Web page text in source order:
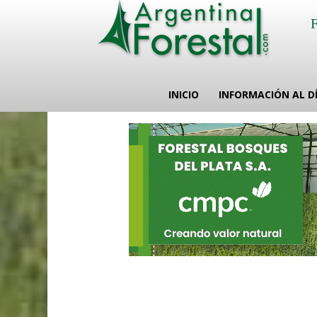
INICIO INFORMACIÓN AL